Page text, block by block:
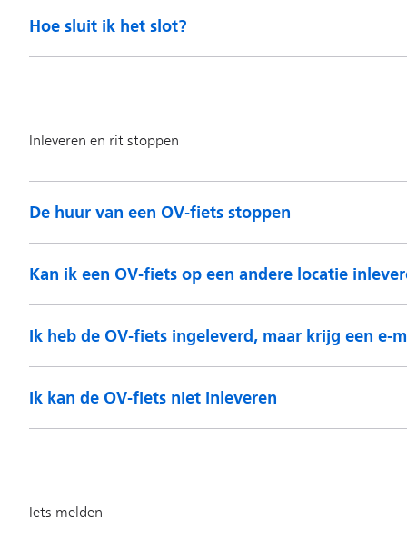
Hoe sluit ik het slot?
De huur van een OV-fiets stoppen
Kan ik een OV-fiets op een andere locatie
Ik heb de OV-fiets ingeleverd, maar krijg een e-
Ik kan de OV-fiets niet inleveren